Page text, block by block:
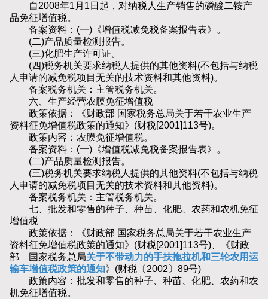
自2008年1月1日起，对纳税人生产销售的磷酸二铵产
品免征增值税。
备案资料：(一)《增值税减免税备案报告表》。
(二)产品质量检测报告。
(三)化肥生产许可证。
(四)税务机关要求纳税人提供的其他资料(不包括与纳税
人申请的减免税项目无关的技术资料和其他资料)。
备案税务机关：主管税务机关。
六、生产经营农膜免征增值税
政策依据：《财政部 国家税务总局关于若干农业生产
资料征免增值税政策的通知》(财税[2001]113号)。
政策内容：农膜免征增值税。
备案资料：(一)《增值税减免税备案报告表》。
(二)产品质量检测报告。
(三)税务机关要求纳税人提供的其他资料(不包括与纳税
人申请的减免税项目无关的技术资料和其他资料)。
备案税务机关：主管税务机关。
七、批发和零售的种子、种苗、化肥、农药和农机免征
增值税
政策依据：《财政部 国家税务总局关于若干农业生产
资料征免增值税政策的通知》(财税[2001]113号)、《财政
部 国家税务总局关于不带动力的手扶拖拉机和三轮农用运
输车增值税政策的通知》(财税〔2002〕89号)
政策内容：批发和零售的种子、种苗、化肥、农药和农
机免征增值税。